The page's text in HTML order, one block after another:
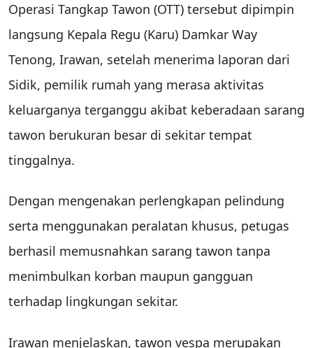
Operasi Tangkap Tawon (OTT) tersebut dipimpin
langsung Kepala Regu (Karu) Damkar Way
Tenong, Irawan, setelah menerima laporan dari
Sidik, pemilik rumah yang merasa aktivitas
keluarganya terganggu akibat keberadaan sarang
tawon berukuran besar di sekitar tempat
tinggalnya.
Dengan mengenakan perlengkapan pelindung
serta menggunakan peralatan khusus, petugas
berhasil memusnahkan sarang tawon tanpa
menimbulkan korban maupun gangguan
terhadap lingkungan sekitar.
Irawan menjelaskan, tawon vespa merupakan